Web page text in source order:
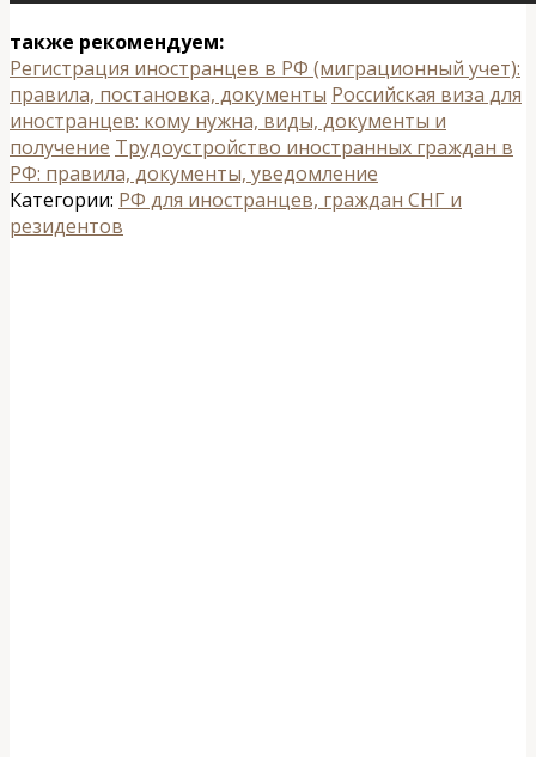
также рекомендуем:
Регистрация иностранцев в РФ (миграционный учет):
правила, постановка, документы Российская виза для
иностранцев: кому нужна, виды, документы и
получение Трудоустройство иностранных граждан в
РФ: правила, документы, уведомление
Категории: РФ для иностранцев, граждан СНГ и
резидентов